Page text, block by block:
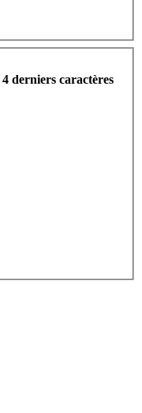
4 derniers caractères